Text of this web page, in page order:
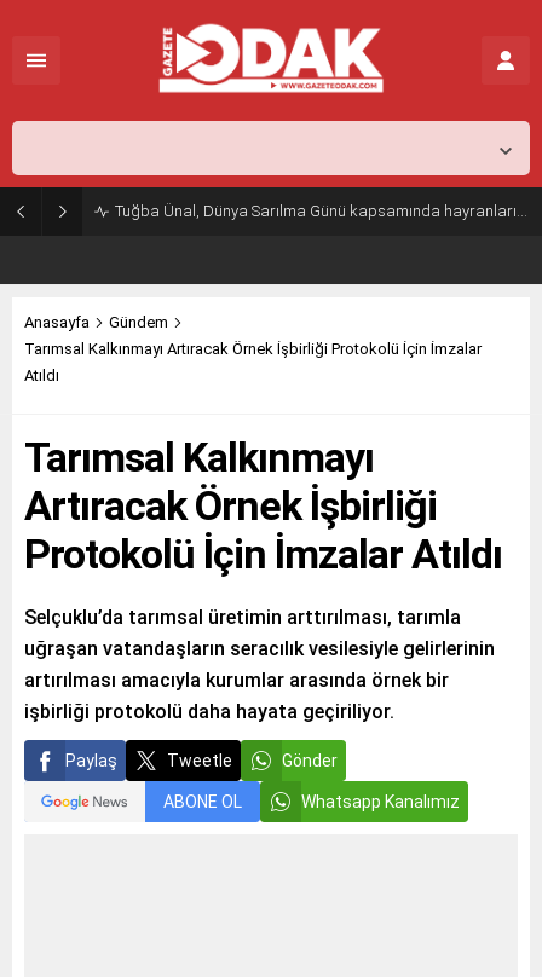
Tuğba Ünal, Dünya Sarılma Günü kapsamında hayranlarıyla buluştu
Anasayfa
Gündem
Tarımsal Kalkınmayı Artıracak Örnek İşbirliği Protokolü İçin İmzalar
Atıldı
Tarımsal Kalkınmayı
Artıracak Örnek İşbirliği
Protokolü İçin İmzalar Atıldı
Selçuklu’da tarımsal üretimin arttırılması, tarımla
uğraşan vatandaşların seracılık vesilesiyle gelirlerinin
artırılması amacıyla kurumlar arasında örnek bir
işbirliği protokolü daha hayata geçiriliyor.
Paylaş Tweetle Gönder
ABONE OL Whatsapp Kanalımız